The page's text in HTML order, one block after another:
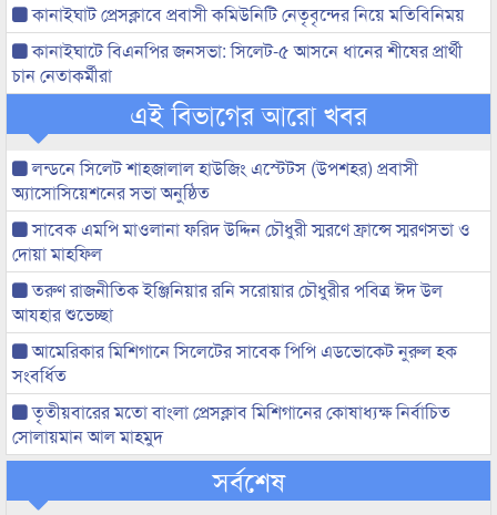
কানাইঘাট প্রেসক্লাবে প্রবাসী কমিউনিটি নেতৃবৃন্দের নিয়ে মতিবিনিময়
কানাইঘাটে বিএনপির জনসভা: সিলেট-৫ আসনে ধানের শীষের প্রার্থী
চান নেতাকর্মীরা
এই বিভাগের আরো খবর
লন্ডনে সিলেট শাহজালাল হাউজিং এস্টেটস (উপশহর) প্রবাসী
অ্যাসোসিয়েশনের সভা অনুষ্ঠিত
সাবেক এমপি মাওলানা ফরিদ উদ্দিন চৌধুরী স্মরণে ফ্রান্সে স্মরণসভা ও
দোয়া মাহফিল
তরুণ রাজনীতিক ইঞ্জিনিয়ার রনি সরোয়ার চৌধুরীর পবিত্র ঈদ উল
আযহার শুভেচ্ছা
আমেরিকার মিশিগানে সিলেটের সাবেক পিপি এডভোকেট নুরুল হক
সংবর্ধিত
তৃতীয়বারের মতো বাংলা প্রেসক্লাব মিশিগানের কোষাধ্যক্ষ নির্বাচিত
সোলায়মান আল মাহমুদ
সর্বশেষ